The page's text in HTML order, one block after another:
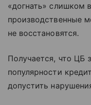
«догнать» слишком
производственные
не восстановятся.
Получается, что ЦБ
популярности
допустить